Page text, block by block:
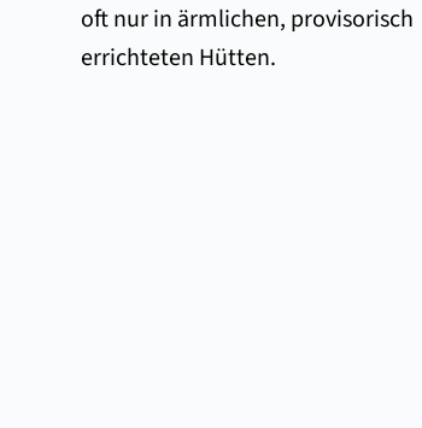
oft nur in ärmlichen, provisorisch
errichteten Hütten.